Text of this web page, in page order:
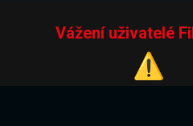
Vážení uživatelé
⚠️